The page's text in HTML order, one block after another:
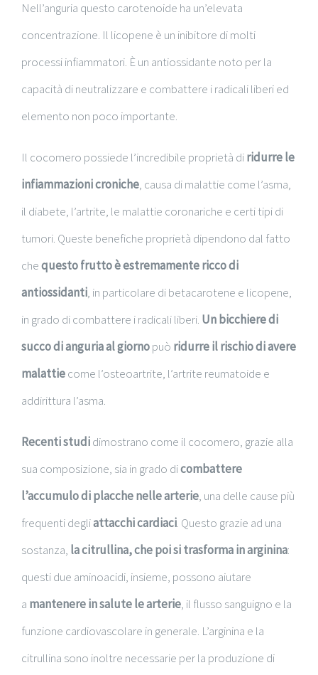
Nell’anguria questo carotenoide ha un’elevata
concentrazione. Il licopene è un inibitore di molti
processi infiammatori. È un antiossidante noto per la
capacità di neutralizzare e combattere i radicali liberi ed
elemento non poco importante.
Il cocomero possiede l’incredibile proprietà diridurre le
infiammazioni croniche, causa di malattie come l’asma,
il diabete, l’artrite, le malattie coronariche e certi tipi di
tumori. Queste benefiche proprietà dipendono dal fatto
chequesto frutto è estremamente ricco di
antiossidanti, in particolare di betacarotene e licopene,
in grado di combattere i radicali liberi. Un bicchiere di
succo di anguria al giornopuò ridurre il rischio di avere
malattiecome l’osteoartrite, l’artrite reumatoide e
addirittura l’asma.
Recenti studidimostrano come il cocomero, grazie alla
sua composizione, sia in grado dicombattere
l’accumulo di placche nelle arterie, una delle cause più
frequenti degliattacchi cardiaci. Questo grazie ad una
sostanza, la citrullina, che poi si trasforma in arginina:
questi due aminoacidi, insieme, possono aiutare
a mantenere in salute le arterie, il flusso sanguigno e la
funzione cardiovascolare in generale. L’arginina e la
citrullina sono inoltre necessarie per la produzione di